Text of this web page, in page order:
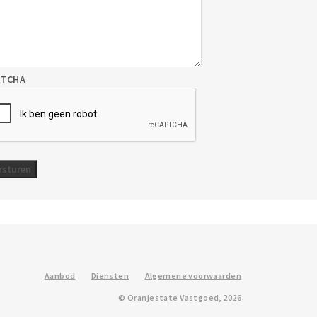
Aanbod Diensten Algemene voorwaarden
© Oranjestate Vastgoed, 2026